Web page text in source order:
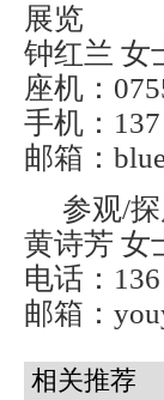
展览
钟红兰 女
座机：
手机：
邮箱：
参观/
黄诗芳 女
电话：136
邮箱：
相关推荐